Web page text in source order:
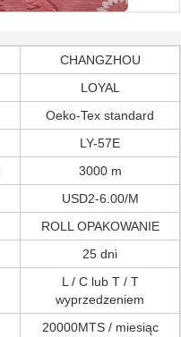
CHANGZHOU
LOYAL
Oeko-Tex standard
LY-57E
3000 m
USD2-6.00/M
ROLL OPAKOWANIE
25 dni
L / C lub T / T
wyprzedzeniem
20000MTS / miesiąc